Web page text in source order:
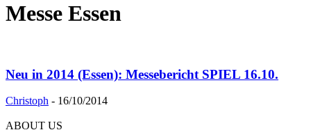
Messe Essen
Neu in 2014 (Essen): Messebericht SPIEL 16.10.
Christoph - 16/10/2014
ABOUT US